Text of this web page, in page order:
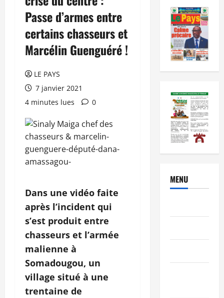
Passe d’armes entre
certains chasseurs et
Marcélin Guenguéré !
LE PAYS
7 janvier 2021
4 minutes lues
0
Dans une vidéo faite
après l’incident qui
s’est produit entre
chasseurs et l’armée
malienne à
Somadougou, un
village situé à une
trentaine de
MENU